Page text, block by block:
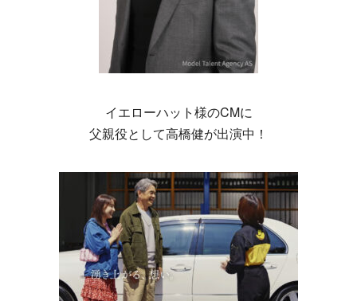
イエローハット様のCMに
父親役として高橋健が出演中！